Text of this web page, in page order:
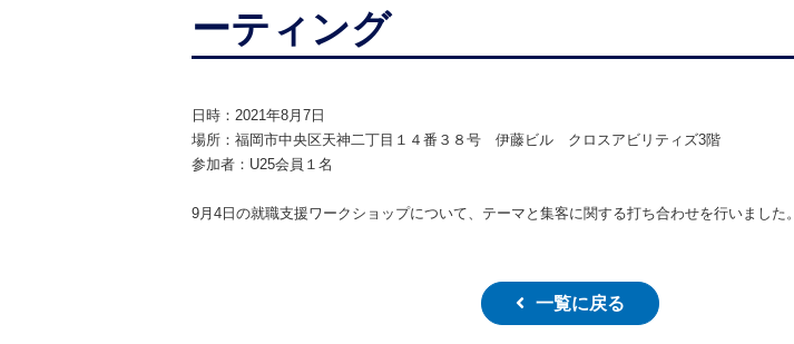
ーティング
日時：​2021年8月7日
場所：​福岡市中央区天神二丁目１４番３８号 伊藤ビル クロスアビリティズ3階
参加者：​U25会員１名
​9月4日の就職支援ワークショップについて、テーマと集客に関する打ち合わせを行いました。
一覧に戻る